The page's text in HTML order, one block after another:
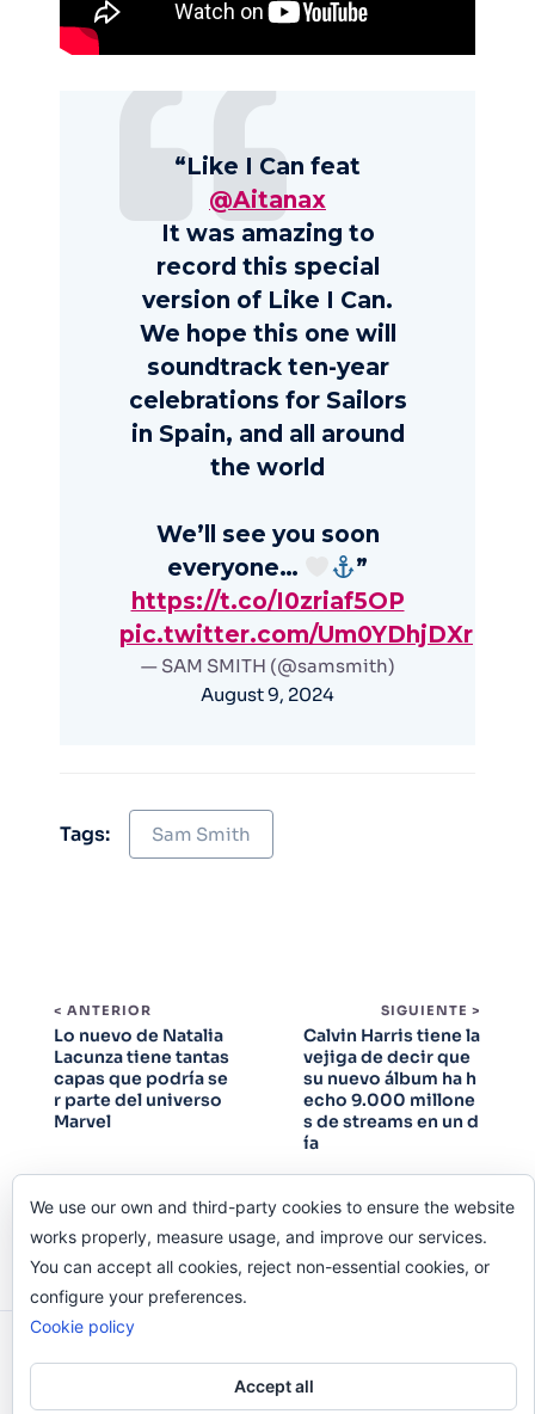
“Like I Can feat
@Aitanax
It was amazing to
record this special
version of Like I Can.
We hope this one will
soundtrack ten-year
celebrations for Sailors
in Spain, and all around
the world
We’ll see you soon
everyone…
”
https://t.co/I0zriaf5OP
pic.twitter.com/Um0YDhjDXr
— SAM SMITH (@samsmith)
August 9, 2024
Tags: Sam Smith
< ANTERIOR
Lo nuevo de Natalia
Lacunza tiene tantas
capas que podría se
r parte del universo
Marvel
SIGUIENTE >
Calvin Harris tiene la
vejiga de decir que
su nuevo álbum ha h
echo 9.000 millone
s de streams en un d
ía
Reservados.
We use our own and third-party cookies to ensure the website
works properly, measure usage, and improve our services.
You can accept all cookies, reject non-essential cookies, or
configure your preferences.
Cookie policy
Accept all